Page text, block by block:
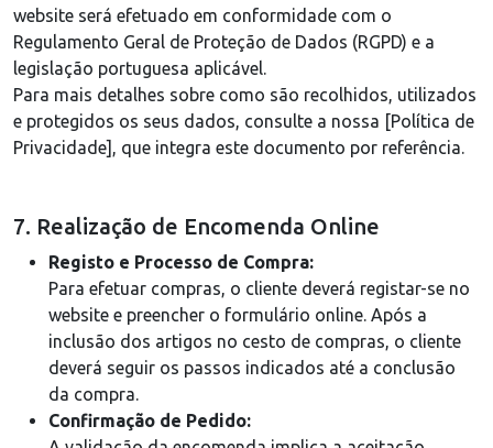
website será efetuado em conformidade com o
Regulamento Geral de Proteção de Dados (RGPD) e a
legislação portuguesa aplicável.
Para mais detalhes sobre como são recolhidos, utilizados
e protegidos os seus dados, consulte a nossa [Política de
Privacidade], que integra este documento por referência.
7. Realização de Encomenda Online
Registo e Processo de Compra:
Para efetuar compras, o cliente deverá registar-se no
website e preencher o formulário online. Após a
inclusão dos artigos no cesto de compras, o cliente
deverá seguir os passos indicados até a conclusão
da compra.
Confirmação de Pedido: